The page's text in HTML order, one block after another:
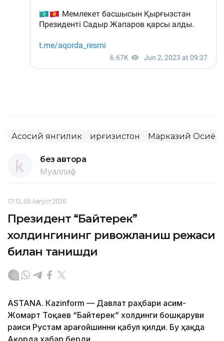
Асосий янгилик Қирғизистон Марказий Осиё
без автора
Муаллиф
17:12, 05 Август 2026
Президент “Байтерек”
холдингининг ривожланиш режаси
билан танишди
ASTANА. Каzinform — Давлат раҳбари Қасим-
Жомарт Тоқаев “Байтерек” холдинги бошқаруви
раиси Рустам Қарағойшинни қабул қилди. Бу ҳақда
Ақорда хабар берди.